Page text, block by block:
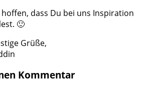
dass Du bei uns Inspiration
🙂
Grüße,
Kommentar